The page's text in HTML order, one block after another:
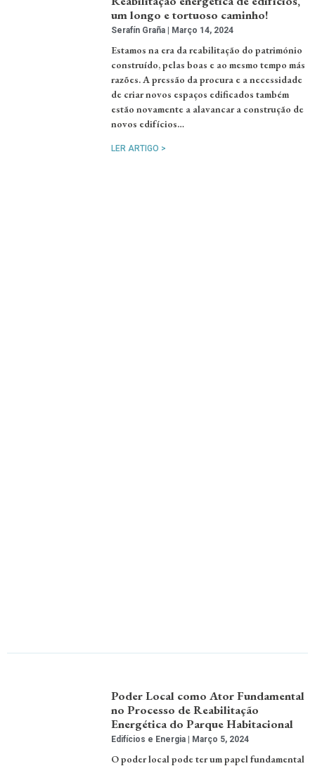
um longo e tortuoso caminho!
Serafín Graña Março 14, 2024
Estamos na era da reabilitação do património
construído, pelas boas e ao mesmo tempo más
razões. A pressão da procura e a necessidade
de criar novos espaços edificados também
estão novamente a alavancar a construção de
novos edifícios…
LER ARTIGO >
Poder Local como Ator Fundamental
no Processo de Reabilitação
Energética do Parque Habitacional
Edifícios e Energia Março 5, 2024
O poder local pode ter um papel fundamental